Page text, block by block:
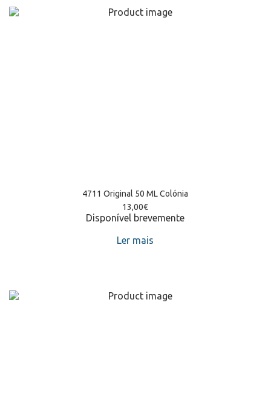
4711 Original 50 ML Colónia
13,00€
Disponível brevemente
Ler mais